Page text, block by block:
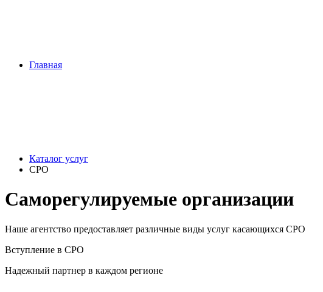
Главная
Каталог услуг
СРО
Саморегулируемые организации
Наше агентство предоставляет различные виды услуг касающихся СРО
Вступление в СРО
Надежный партнер в каждом регионе